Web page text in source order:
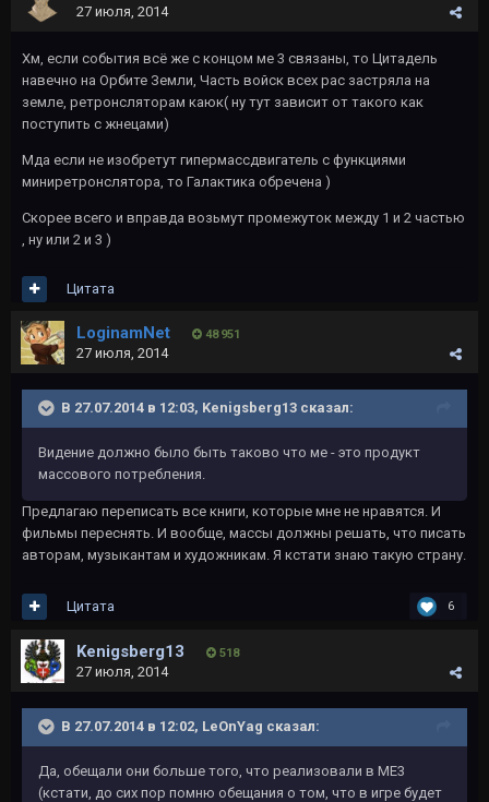
27 июля, 2014
Хм, если события всё же с концом ме 3 связаны, то Цитадель
навечно на Орбите Земли, Часть войск всех рас застряла на
земле, ретронсляторам каюк( ну тут зависит от такого как
поступить с жнецами)
Мда если не изобретут гипермассдвигатель с функциями
миниретронслятора, то Галактика обречена )
Скорее всего и вправда возьмут промежуток между 1 и 2 частью
, ну или 2 и 3 )
Цитата
LoginamNet 48 951
27 июля, 2014
В 27.07.2014 в 12:03, Kenigsberg13 сказал:
Видение должно было быть таково что ме - это продукт
массового потребления.
Предлагаю переписать все книги, которые мне не нравятся. И
фильмы переснять. И вообще, массы должны решать, что писать
авторам, музыкантам и художникам. Я кстати знаю такую страну.
6
Цитата
Kenigsberg13 518
27 июля, 2014
В 27.07.2014 в 12:02, LeOnYag сказал:
Да, обещали они больше того, что реализовали в МЕ3
(кстати, до сих пор помню обещания о том, что в игре будет